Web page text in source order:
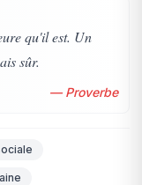
qu'il est. Un
sûr.
— Proverbe